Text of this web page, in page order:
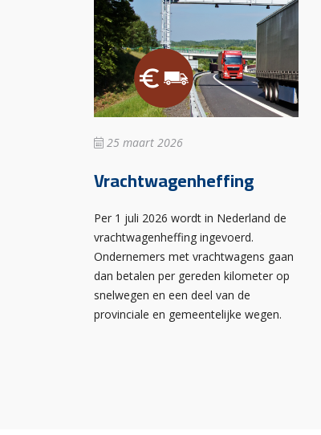
25 maart 2026
Vrachtwagenheffing
Per 1 juli 2026 wordt in Nederland de
vrachtwagenheffing ingevoerd.
Ondernemers met vrachtwagens gaan
dan betalen per gereden kilometer op
snelwegen en een deel van de
provinciale en gemeentelijke wegen.